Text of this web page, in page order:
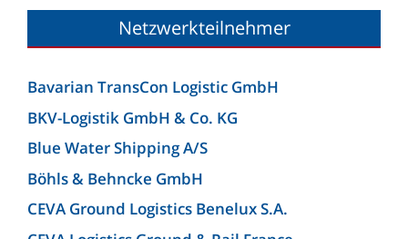
Netzwerkteilnehmer
Bavarian TransCon Logistic GmbH
BKV-Logistik GmbH & Co. KG
Blue Water Shipping A/S
Böhls & Behncke GmbH
CEVA Ground Logistics Benelux S.A.